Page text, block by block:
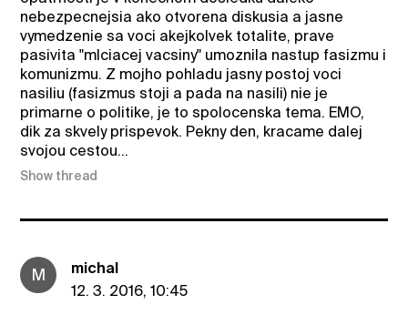
nebezpecnejsia ako otvorena diskusia a jasne
vymedzenie sa voci akejkolvek totalite, prave
pasivita "mlciacej vacsiny" umoznila nastup fasizmu i
komunizmu. Z mojho pohladu jasny postoj voci
nasiliu (fasizmus stoji a pada na nasili) nie je
primarne o politike, je to spolocenska tema. EMO,
dik za skvely prispevok. Pekny den, kracame dalej
svojou cestou...
Show thread
M
michal
12. 3. 2016, 10:45